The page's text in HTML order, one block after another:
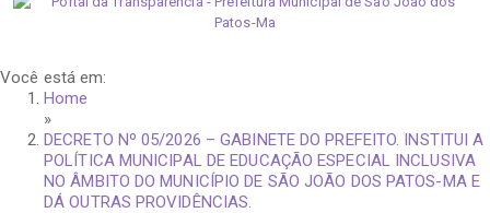
Você está em:
Home
»
DECRETO Nº 05/2026 – GABINETE DO PREFEITO. INSTITUI A
POLÍTICA MUNICIPAL DE EDUCAÇÃO ESPECIAL INCLUSIVA
NO ÂMBITO DO MUNICÍPIO DE SÃO JOÃO DOS PATOS-MA E
DÁ OUTRAS PROVIDÊNCIAS.